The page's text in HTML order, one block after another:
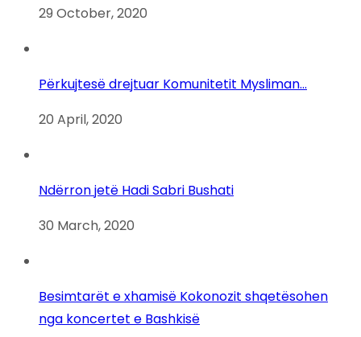
29 October, 2020
Përkujtesë drejtuar Komunitetit Mysliman…
20 April, 2020
Ndërron jetë Hadi Sabri Bushati
30 March, 2020
Besimtarët e xhamisë Kokonozit shqetësohen
nga koncertet e Bashkisë